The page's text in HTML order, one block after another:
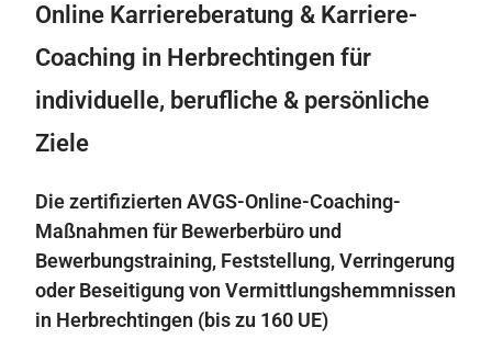
Online Karriereberatung & Karriere-
Coaching in Herbrechtingen für
individuelle, berufliche & persönliche
Ziele
Die zertifizierten AVGS-Online-Coaching-
Maßnahmen für Bewerberbüro und
Bewerbungstraining, Feststellung, Verringerung
oder Beseitigung von Vermittlungshemmnissen
in Herbrechtingen (bis zu 160 UE)